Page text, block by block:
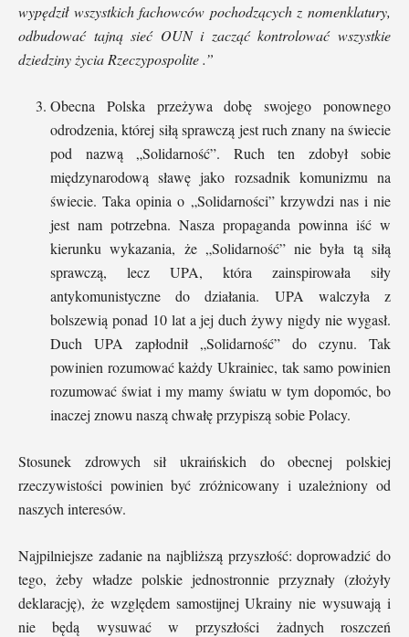
wypędził wszystkich fachowców pochodzących z nomenklatury,
odbudować tajną sieć OUN i zacząć kontrolować wszystkie
dziedziny życia Rzeczypospolite .”
Obecna Polska przeżywa dobę swojego ponownego
odrodzenia, której siłą sprawczą jest ruch znany na świecie
pod nazwą „Solidarność”. Ruch ten zdobył sobie
międzynarodową sławę jako rozsadnik komunizmu na
świecie. Taka opinia o „Solidarności” krzywdzi nas i nie
jest nam potrzebna. Nasza propaganda powinna iść w
kierunku wykazania, że „Solidarność” nie była tą siłą
sprawczą, lecz UPA, która zainspirowała siły
antykomunistyczne do działania. UPA walczyła z
bolszewią ponad 10 lat a jej duch żywy nigdy nie wygasł.
Duch UPA zapłodnił „Solidarność” do czynu. Tak
powinien rozumować każdy Ukrainiec, tak samo powinien
rozumować świat i my mamy światu w tym dopomóc, bo
inaczej znowu naszą chwałę przypiszą sobie Polacy.
Stosunek zdrowych sił ukraińskich do obecnej polskiej
rzeczywistości powinien być zróżnicowany i uzależniony od
naszych interesów.
Najpilniejsze zadanie na najbliższą przyszłość: doprowadzić do
tego, żeby władze polskie jednostronnie przyznały (złożyły
deklarację), że względem samostijnej Ukrainy nie wysuwają i
nie będą wysuwać w przyszłości żadnych roszczeń